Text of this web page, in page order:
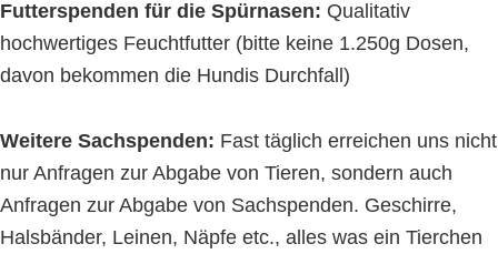
Futterspenden für die Spürnasen: Qualitativ
hochwertiges Feuchtfutter (bitte keine 1.250g Dosen,
davon bekommen die Hundis Durchfall)
Weitere Sachspenden: Fast täglich erreichen uns nicht
nur Anfragen zur Abgabe von Tieren, sondern auch
Anfragen zur Abgabe von Sachspenden. Geschirre,
Halsbänder, Leinen, Näpfe etc., alles was ein Tierchen